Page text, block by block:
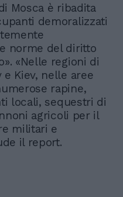
Mosca è ribadita
demoralizzati
norme del diritto
«Nelle regioni di
e Kiev, nelle aree
rapine,
locali, sequestri di
agricoli per il
militari e
il report.